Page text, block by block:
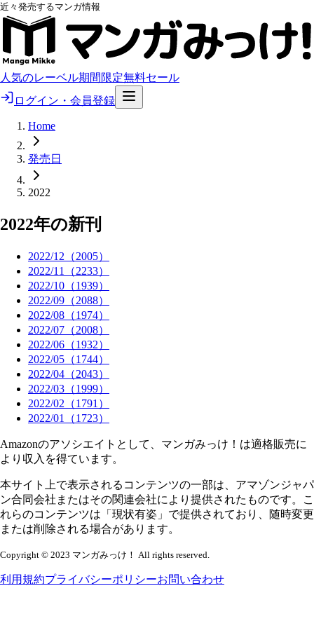
近々発売するマンガ情報
人気のレーベル期間限定無料セール
ログイン・会員登録
Home
発売日
2022
2022年の新刊
2022/12 （2005）
2022/11 （2233）
2022/10 （1939）
2022/09 （2088）
2022/08 （1974）
2022/07 （2008）
2022/06 （1932）
2022/05 （1744）
2022/04 （2043）
2022/03 （1999）
2022/02 （1791 ）
2022/01 （1723）
Amazonのアソシエイトとして、マンガみっけ！は適格販売に
より収入を得ています。
本サイト上で表示されるコンテンツの一部は、アマゾンジャパ
ン合同会社またはその関連会社により提供されたものです。こ
れらのコンテンツは「現状有姿」で提供されており、随時変更
または削除される場合があります。
Copyright © 2023 マンガみっけ！ All rights reserved.
利用規約プライバシーポリシーお問い合わせ